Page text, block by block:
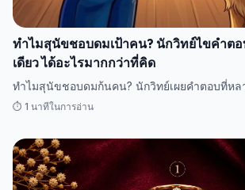
ทำไมสุนัขชอบดมเป้าคน? นักวิทย์ไขคำต
เดียว ได้อะไรมากกว่าที่คิด
ทำไมสุนัขชอบดมก้นคน? นักวิทย์เผยคำตอบที่หล
⏱️ 1 นาทีในการอ่าน